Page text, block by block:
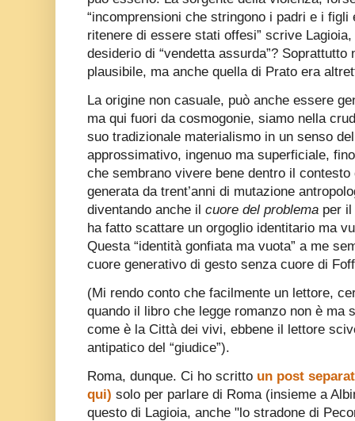
“incomprensioni che stringono i padri e i
ritenere di essere stati offesi” scrive
desiderio di “vendetta assurda”?
plausibile, ma anche quella di Prato era
La origine non casuale, può anche essere
ma qui fuori da cosmogonie, siamo nella
suo tradizionale materialismo in un senso
approssimativo, ingenuo ma superficiale,
che sembrano vivere bene dentro il
generata da trent’anni di mutazione
diventando anche il cuore del problema per
ha fatto scattare un orgoglio identitario ma
Questa “identità gonfiata ma vuota” a me
cuore generativo di gesto senza cuore di
(Mi rendo conto che facilmente un lettore,
quando il libro che legge romanzo non è ma
come è la Città dei vivi, ebbene il lettore
antipatico del “giudice”).
Roma, dunque. Ci ho scritto un post
qui) solo per parlare di Roma (insieme a
questo di Lagioia, anche "lo stradone di